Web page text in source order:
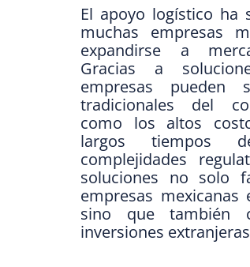
El apoyo logístico ha
muchas empresas
expandirse a
Gracias a
empresas pueden
tradicionales del
como los altos
largos tiempos
complejidades
soluciones no solo
empresas mexicanas
sino que también
inversiones